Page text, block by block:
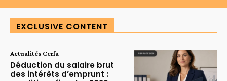
EXCLUSIVE CONTENT
Actualités Cerfa
Déduction du salaire brut
des intérêts d’emprunt :